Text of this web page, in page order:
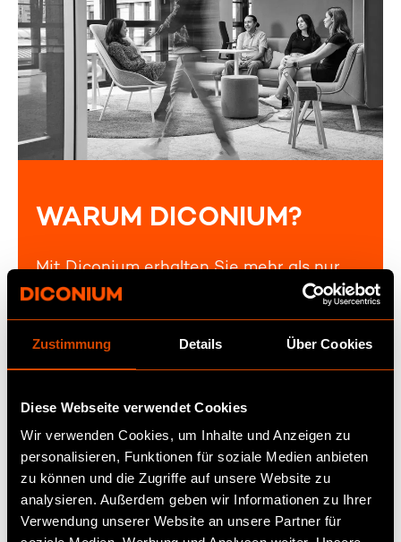
Zustimmung Details Über Cookies
Diese Webseite verwendet Cookies
Wir verwenden Cookies, um Inhalte und Anzeigen zu
personalisieren, Funktionen für soziale Medien anbieten
zu können und die Zugriffe auf unsere Website zu
analysieren. Außerdem geben wir Informationen zu Ihrer
Verwendung unserer Website an unsere Partner für
WARUM DICONIUM?
Mit Diconium erhalten Sie mehr als nur
einen Scan. Sie erhalten eine Lösung, die
verstehen, wie Hacker denken, wie
Regulierungsbehörden arbeiten und was
erfordert.
Als 100-prozentiges Unternehmen der
Volkswagen Gruppe verstehen wir die
realen Herausforderungen der globalen
Automobilsoftware, von der
Lieferantenvielfalt bis hin zu